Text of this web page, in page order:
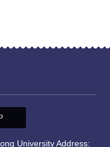
University Address: